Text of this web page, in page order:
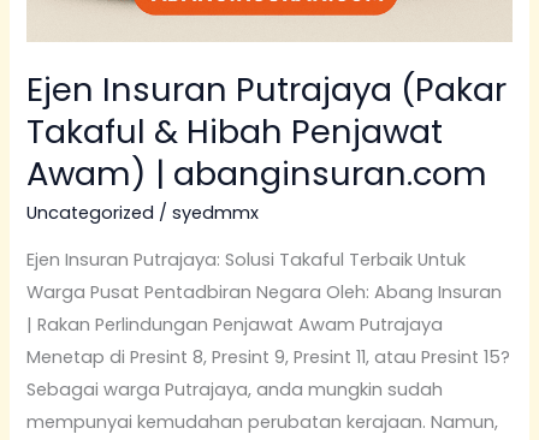
Ejen Insuran Putrajaya (Pakar
Takaful & Hibah Penjawat
Awam) | abanginsuran.com
Uncategorized /syedmmx
Ejen Insuran Putrajaya: Solusi Takaful Terbaik Untuk
Warga Pusat Pentadbiran Negara Oleh: Abang Insuran
| Rakan Perlindungan Penjawat Awam Putrajaya
Menetap di Presint 8, Presint 9, Presint 11, atau Presint 15?
Sebagai warga Putrajaya, anda mungkin sudah
mempunyai kemudahan perubatan kerajaan. Namun,